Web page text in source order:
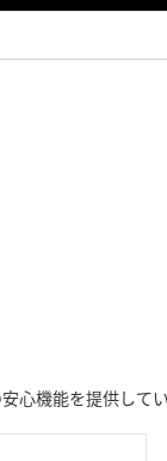
心機能を提供してい